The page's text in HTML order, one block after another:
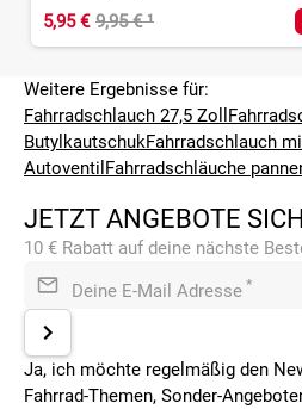
5,95 € 9,95 €¹
Weitere Ergebnisse für:
Fahrradschlauch 27,5 Zoll
ButylkautschukFahrradschlauch
Autoventil Fahrradschläuche
JETZT ANGEBOTE
10 € Rabatt auf deine nächste
Deine E-Mail Adresse *
Ja, ich möchte regelmäßig den
Fahrrad-Themen, Sonder-